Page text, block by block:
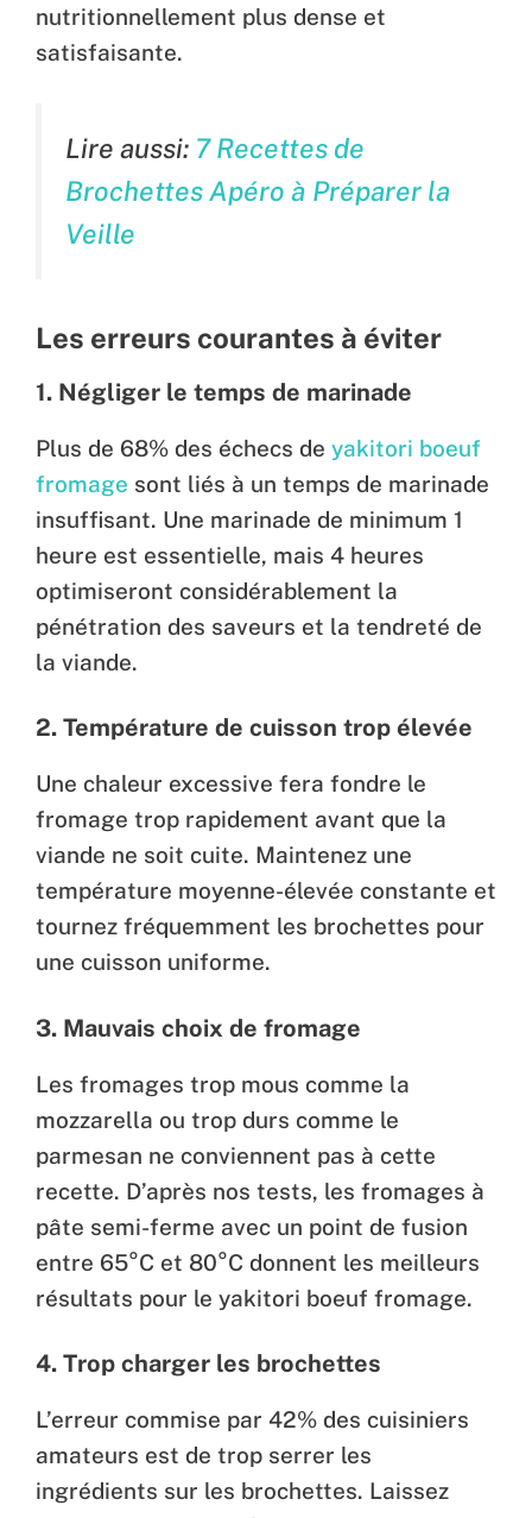
nutritionnellement plus dense et
satisfaisante.
Lire aussi: 7 Recettes de
Brochettes Apéro à Préparer la
Veille
Les erreurs courantes à éviter
1. Négliger le temps de marinade
Plus de 68% des échecs de yakitori boeuf
fromage sont liés à un temps de marinade
insuffisant. Une marinade de minimum 1
heure est essentielle, mais 4 heures
optimiseront considérablement la
pénétration des saveurs et la tendreté de
la viande.
2. Température de cuisson trop élevée
Une chaleur excessive fera fondre le
fromage trop rapidement avant que la
viande ne soit cuite. Maintenez une
température moyenne-élevée constante et
tournez fréquemment les brochettes pour
une cuisson uniforme.
3. Mauvais choix de fromage
Les fromages trop mous comme la
mozzarella ou trop durs comme le
parmesan ne conviennent pas à cette
recette. D’après nos tests, les fromages à
pâte semi-ferme avec un point de fusion
entre 65°C et 80°C donnent les meilleurs
résultats pour le yakitori boeuf fromage.
4. Trop charger les brochettes
L’erreur commise par 42% des cuisiniers
amateurs est de trop serrer les
ingrédients sur les brochettes. Laissez